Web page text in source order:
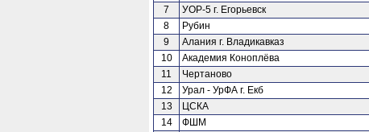
7
УОР-5 г. Егорьевск
8
Рубин
9
Алания г. Владикавказ
10
Академия Коноплёва
11
Чертаново
12
Урал - УрФА г. Екб
13
ЦСКА
14
ФШМ